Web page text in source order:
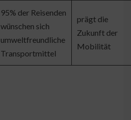
95% der Reisenden
wünschen sich
umweltfreundliche
Transportmittel
prägt die
Zukunft der
Mobilität